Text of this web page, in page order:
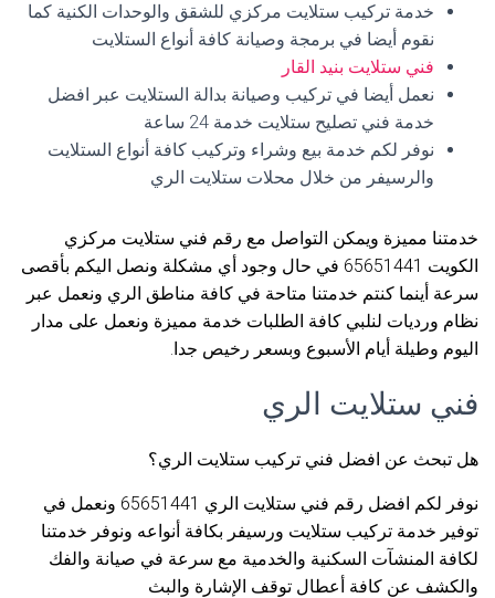
خدمة تركيب ستلايت مركزي للشقق والوحدات الكنية كما
نقوم أيضا في برمجة وصيانة كافة أنواع الستلايت
فني ستلايت بنيد القار
نعمل أيضا في تركيب وصيانة بدالة الستلايت عبر افضل
خدمة فني تصليح ستلايت خدمة 24 ساعة
نوفر لكم خدمة بيع وشراء وتركيب كافة أنواع الستلايت
والرسيفر من خلال محلات ستلايت الري
خدمتنا مميزة ويمكن التواصل مع رقم فني ستلايت مركزي
الكويت 65651441 في حال وجود أي مشكلة ونصل اليكم بأقصى
سرعة أينما كنتم خدمتنا متاحة في كافة مناطق الري ونعمل عبر
نظام ورديات لنلبي كافة الطلبات خدمة مميزة ونعمل على مدار
اليوم وطيلة أيام الأسبوع وبسعر رخيص جدا.
فني ستلايت الري
هل تبحث عن افضل فني تركيب ستلايت الري؟
نوفر لكم افضل رقم فني ستلايت الري 65651441 ونعمل في
توفير خدمة تركيب ستلايت ورسيفر بكافة أنواعه ونوفر خدمتنا
لكافة المنشآت السكنية والخدمية مع سرعة في صيانة والفك
والكشف عن كافة أعطال توقف الإشارة والبث